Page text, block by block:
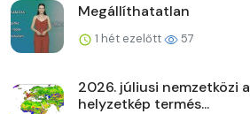
Megállíthatatlan
1 hét ezelőtt 57
2026. júliusi nemzetközi
helyzetkép termés...